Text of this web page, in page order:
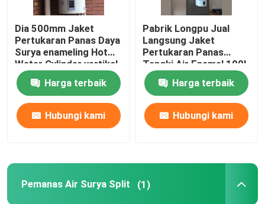
Tur Pabrik
Kontrol Kualitas
Hubungi Kami
Kasus-kasus
Dia 500mm Jaket
Pertukaran Panas Daya
Surya enameling Hot
Water Cylinder vertikal
Tangki Air Daya Surya
Harga terbaik
Hubungi kami
Pabrik Longpu Jual
Langsung Jaket
Pertukaran Panas
Tangki Air Enamel 100L
120L Tangki Air Panas
Daya SuryaHarga terbaik
Hubungi kami
Pemanas Air Surya Split (1)